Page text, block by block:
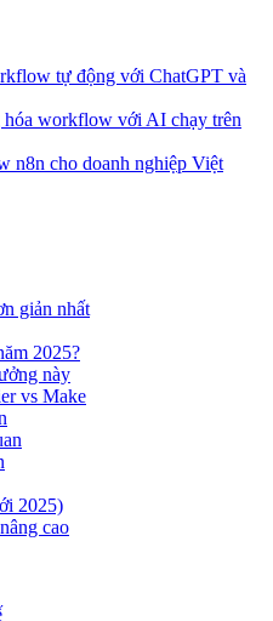
tự động với ChatGPT và
workflow với AI chạy trên
n8n cho doanh nghiệp Việt
giản nhất
2025?
này
vs Make
2025)
cao